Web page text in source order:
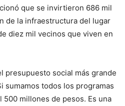
que se invirtieron 686 mil
de la infraestructura del lugar
diez mil vecinos que viven en
presupuesto social más grande
sumamos todos los programas
500 millones de pesos. Es una